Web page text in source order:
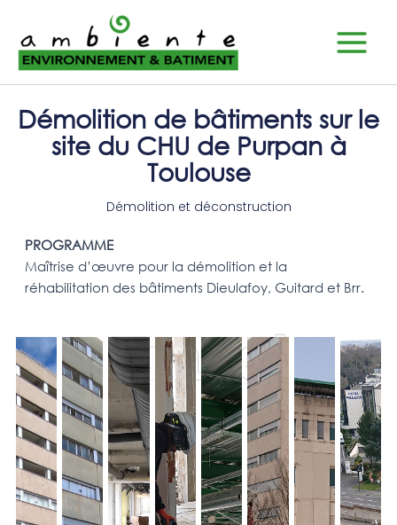
contenu
Menu
Démolition de bâtiments sur le
site du CHU de Purpan à
Toulouse
Démolition et déconstruction
PROGRAMME
Maîtrise d’œuvre pour la démolition et la
réhabilitation des bâtiments Dieulafoy, Guitard et Brr.
Travel